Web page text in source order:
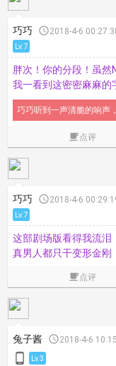
巧巧 2018-4-6
Lv.7
胖次！你的分段！虽然
我一看到这密密麻麻的
巧巧听到一声清脆的响声
点评
巧巧 2018-4-6
Lv.7
这部剧场版看得我流泪
真男人都只干变形金刚
点评
兔子酱 2018-4-6
 Lv.3